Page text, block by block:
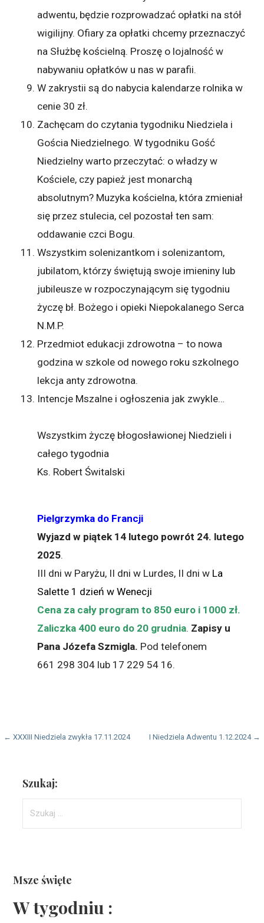
adwentu, będzie rozprowadzać opłatki na stół
wigilijny. Ofiary za opłatki chcemy przeznaczyć
na Służbę kościelną. Proszę o lojalność w
nabywaniu opłatków u nas w parafii.
W zakrystii są do nabycia kalendarze rolnika w
cenie 30 zł.
Zachęcam do czytania tygodniku Niedziela i
Gościa Niedzielnego. W tygodniku Gość
Niedzielny warto przeczytać: o władzy w
Kościele, czy papież jest monarchą
absolutnym? Muzyka kościelna, która zmieniał
się przez stulecia, cel pozostał ten sam:
oddawanie czci Bogu.
Wszystkim solenizantkom i solenizantom,
jubilatom, którzy świętują swoje imieniny lub
jubileusze w rozpoczynającym się tygodniu
życzę bł. Bożego i opieki Niepokalanego Serca
N.M.P.
Przedmiot edukacji zdrowotna – to nowa
godzina w szkole od nowego roku szkolnego
lekcja anty zdrowotna.
Intencje Mszalne i ogłoszenia jak zwykle…
Wszystkim życzę błogosławionej Niedzieli i
całego tygodnia
Ks. Robert Świtalski
Pielgrzymka do Francji
Wyjazd w piątek 14 lutego powrót 24. lutego
2025.
III dni w Paryżu, II dni w Lurdes, II dni w La
Salette 1 dzień w Wenecji
Cena za cały program to 850 euro i 1000 zł.
Zaliczka 400 euro do 20 grudnia. Zapisy u
Pana Józefa Szmigla. Pod telefonem
661 298 304 lub 17 229 54 16.
Nawigacja
← XXXIII Niedziela zwykła 17.11.2024 I Niedziela Adwentu 1.12.2024 →
Szukaj:
Msze święte
W tygodniu :